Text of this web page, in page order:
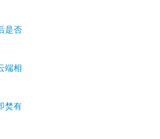
是否
端相
焚有